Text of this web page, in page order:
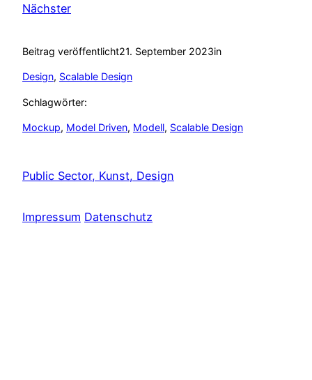
Nächster
Beitrag veröffentlicht21. September 2023in
Design, Scalable Design
Schlagwörter:
Mockup, Model Driven, Modell, Scalable Design
Public Sector, Kunst, Design
Impressum Datenschutz